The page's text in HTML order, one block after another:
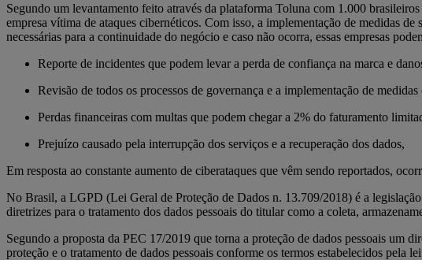
Segundo um levantamento feito através da plataforma Toluna com 1.000
empresa vítima de ataques cibernéticos. Com isso, a implementação de medidas
necessárias para a continuidade do negócio e caso não ocorra, essas empresas
Reporte de incidentes que podem levar a perda de confiança na marca e
Revisão de todos os processos de governança e a implementação de medidas
Perdas financeiras com multas que podem chegar a 2% do faturamento
Prejuízo causado pela interrupção dos serviços e a recuperação dos dados,
Em resposta ao constante aumento de ciberataques que vêm sendo reportados,
No Brasil, a LGPD (Lei Geral de Proteção de Dados n. 13.709/2018) é a
diretrizes para o tratamento dos dados pessoais do titular como a coleta,
Segundo a proposta da PEC 17/2019 que torna a proteção de dados pessoais um
proteção e o tratamento de dados pessoais conforme os termos estabelecidos pela